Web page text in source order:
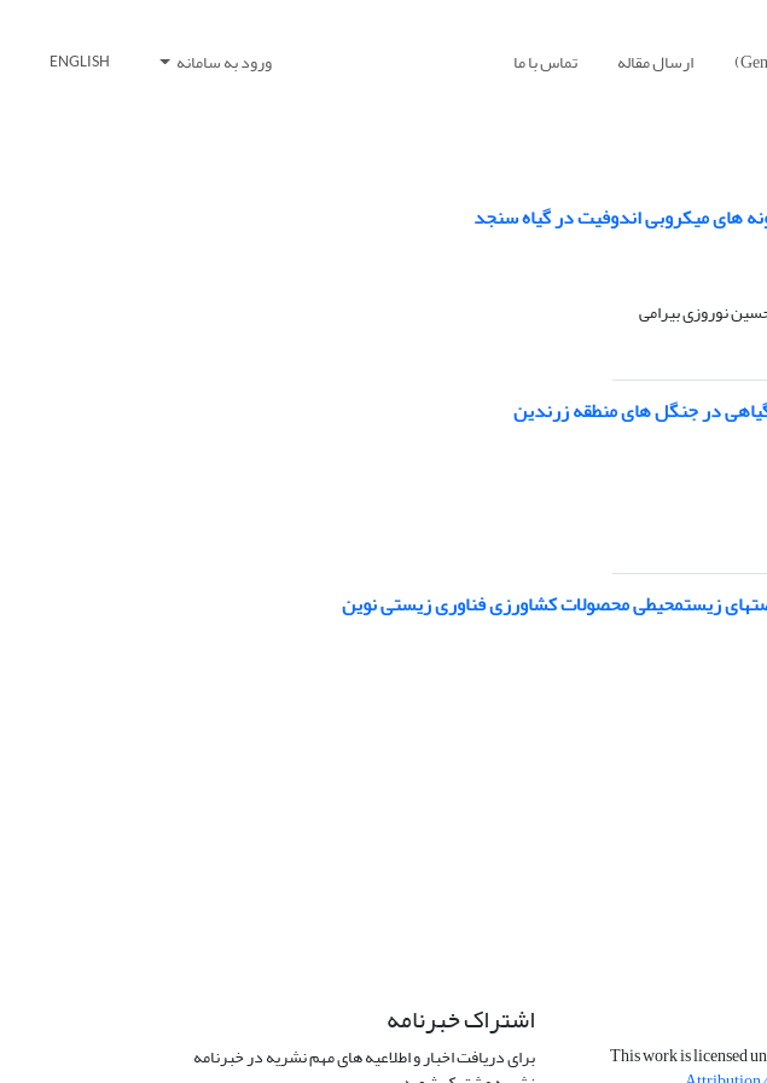
ارسال مقاله تماس با ما ورود به سامانه ENGLISH
های میکروبی اندوفیت در گیاه سنجد
نوروزی بیرامی
در جنگل های منطقه زرندین
زیست‏محیطی محصولات کشاورزی فناوری زیستی نوین
This work is licensed
اشتراک خبرنامه
برای دریافت اخبار و اطلاعیه های مهم نشریه در خبرنامه